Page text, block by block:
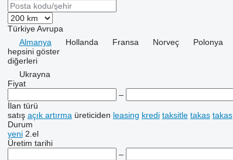
Türkiye Avrupa
Almanya
Hollanda Fransa Norveç Polonya
hepsini göster
diğerleri
Ukrayna
Fiyat
–
İlan türü
satış açık artırma üreticiden leasing kredi taksitle takas takas
Durum
yeni 2.el
Üretim tarihi
–